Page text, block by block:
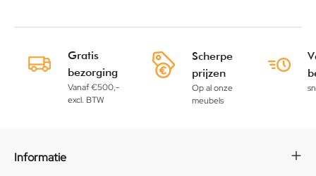
Gratis
bezorging
Vanaf €500,-
excl. BTW
Scherpe
prijzen
Op al onze
meubels
Informatie